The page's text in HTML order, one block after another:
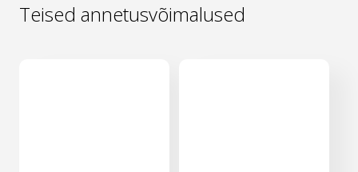
Teised annetusvõimalused